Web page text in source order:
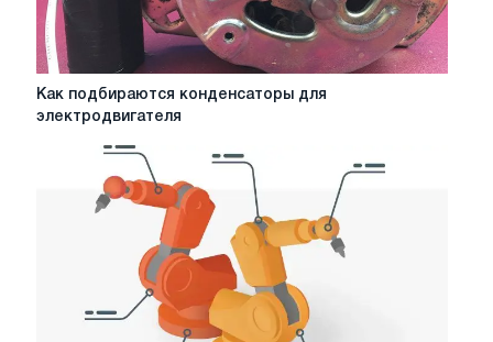
Как
электродвигателя
Как подбираются конденсаторы для
электродвигателя